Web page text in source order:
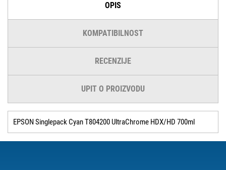
OPIS
KOMPATIBILNOST
RECENZIJE
UPIT O PROIZVODU
EPSON Singlepack Cyan T804200 UltraChrome HDX/HD 700ml